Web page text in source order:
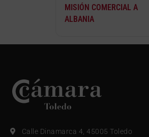
MISIÓN COMERCIAL A
ALBANIA
Calle Dinamarca 4, 45005 Toledo